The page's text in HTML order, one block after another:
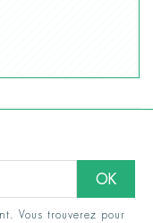
Vous trouverez pour